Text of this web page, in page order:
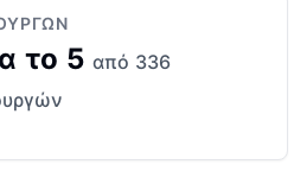
το 5 από 336